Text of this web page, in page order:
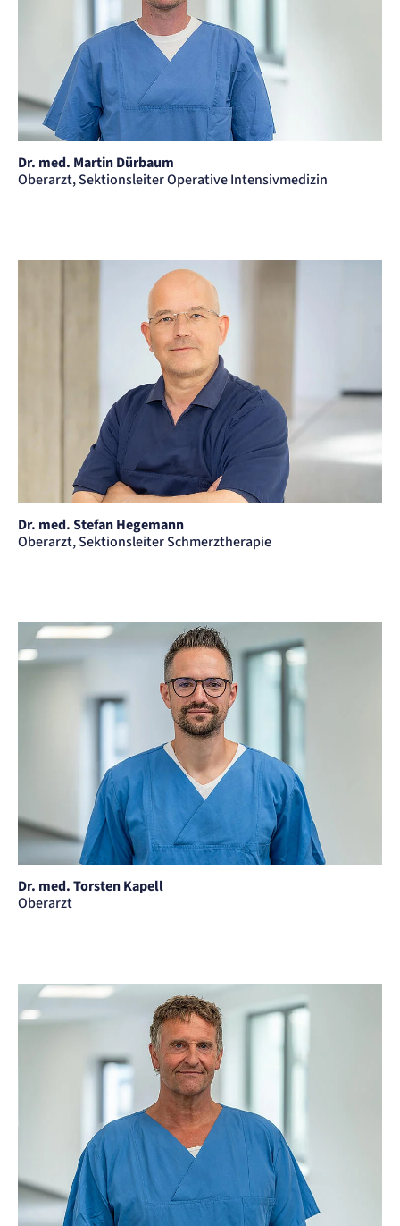
Dr. med. Martin Dürbaum
Oberarzt, Sektionsleiter Operative Intensivmedizin
Dr. med. Stefan Hegemann
Oberarzt, Sektionsleiter Schmerztherapie
Dr. med. Torsten Kapell
Oberarzt